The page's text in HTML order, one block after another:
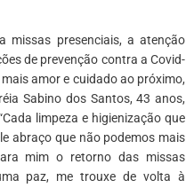
missas presenciais, a atenção
de prevenção contra a Covid-
amor e cuidado ao próximo,
Sabino dos Santos, 43 anos,
limpeza e higienização que
abraço que não podemos mais
mim o retorno das missas
paz, me trouxe de volta à